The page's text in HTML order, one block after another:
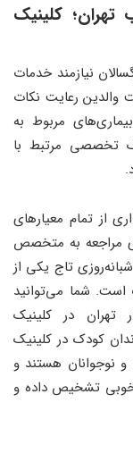
کلینیک
نیازمند خدمات
رعایت نکات
مربوط به
تخصصی مرتبط با
از تمام معیارهای
مراجعه به متخصص
تاج یکی از
است. شما می‌توانید
تهران در کلینیک
کودک در کلینیک
نوجوانان هستند و
خوبی تشخیص داده و